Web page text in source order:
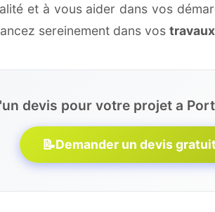
et à vous aider dans vos
sereinement dans vos
devis pour votre projet a
📝Demander un devis